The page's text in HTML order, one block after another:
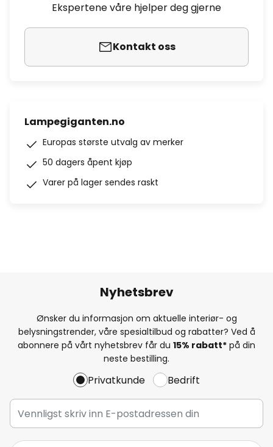
Ekspertene våre hjelper deg gjerne
Kontakt oss
Lampegiganten.no
Europas største utvalg av merker
50 dagers åpent kjøp
Varer på lager sendes raskt
Nyhetsbrev
Ønsker du informasjon om aktuelle interiør- og
belysningstrender, våre spesialtilbud og rabatter? Ved å
abonnere på vårt nyhetsbrev får du 15% rabatt* på din
neste bestilling.
Privatkunde Bedrift